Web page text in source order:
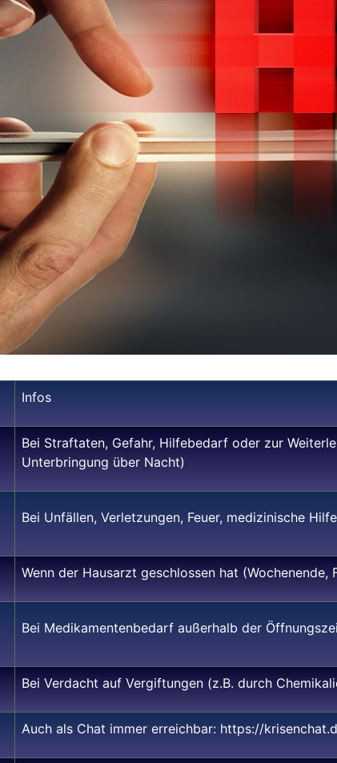
Infos
Bei Straftaten, Gefahr, Hilfebedarf oder zur
Unterbringung über Nacht)
Bei Unfällen, Verletzungen, Feuer, medizinische Hilfe
Wenn der Hausarzt geschlossen hat (Wochenende,
Bei Medikamentenbedarf außerhalb der
Bei Verdacht auf Vergiftungen (z.B. durch
Auch als Chat immer erreichbar: https://